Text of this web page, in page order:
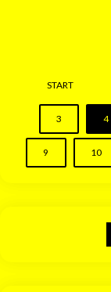
START
3 4
9 10